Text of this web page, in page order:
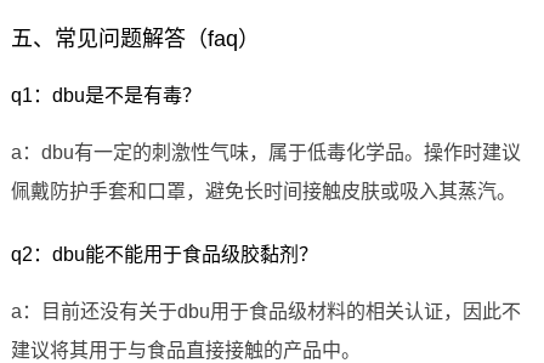
五、常见问题解答（faq）
q1：dbu是不是有毒？
a：dbu有一定的刺激性气味，属于低毒化学品。操作时建议
佩戴防护手套和口罩，避免长时间接触皮肤或吸入其蒸汽。
q2：dbu能不能用于食品级胶黏剂？
a：目前还没有关于dbu用于食品级材料的相关认证，因此不
建议将其用于与食品直接接触的产品中。